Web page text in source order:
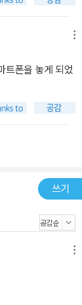
트폰을 놓게 되었
쓰기